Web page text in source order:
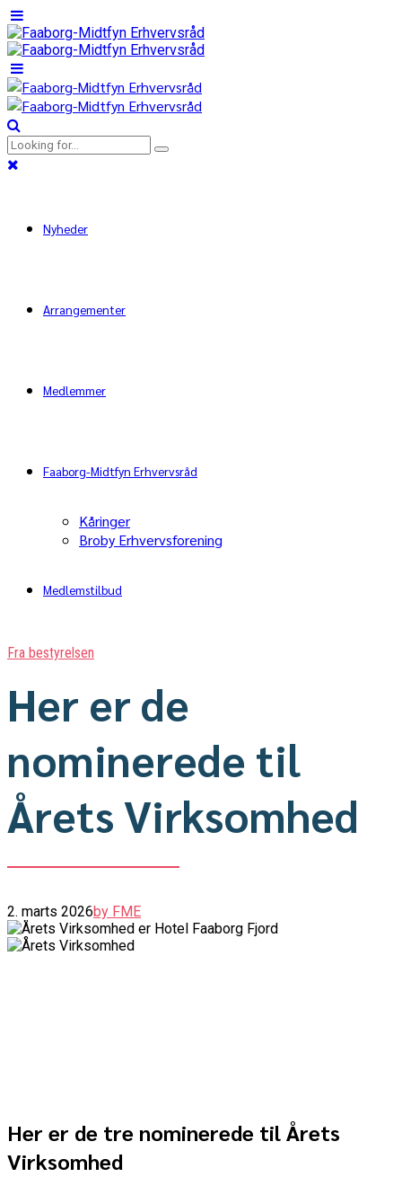
Nyheder
Arrangementer
Medlemmer
Faaborg-Midtfyn Erhvervsråd
Kåringer
Broby Erhvervsforening
Medlemstilbud
Fra bestyrelsen
Her er de
nominerede til
Årets Virksomhed
2. marts 2026by FME
Her er de tre nominerede til Årets
Virksomhed